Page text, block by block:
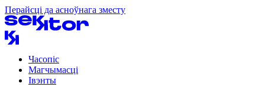
Перайсці да асноўнага зместу
Часопіс
Магчымасці
Івэнты